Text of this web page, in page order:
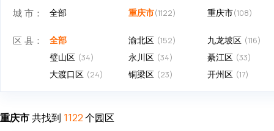
城 市： 全部 重庆市(1122) 重庆市(108)
区 县： 全部 渝北区 (152) 九龙坡区 (116)
璧山区 (34) 永川区 (34) 綦江区 (33)
大渡口区 (24) 铜梁区 (23) 开州区 (17)
重庆市共找到 1122个园区